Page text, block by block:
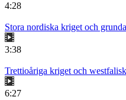
4:28
Stora nordiska kriget och
3:38
Trettioåriga kriget och
6:27